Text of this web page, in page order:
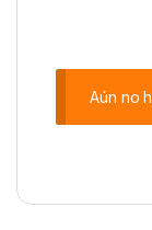
Aún no